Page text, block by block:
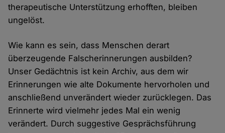
therapeutische Unterstützung erhofften, bleiben
ungelöst.
Wie kann es sein, dass Menschen derart
überzeugende Falscherinnerungen ausbilden?
Unser Gedächtnis ist kein Archiv, aus dem wir
Erinnerungen wie alte Dokumente hervorholen und
anschließend unverändert wieder zurücklegen. Das
Erinnerte wird vielmehr jedes Mal ein wenig
verändert. Durch suggestive Gesprächsführung